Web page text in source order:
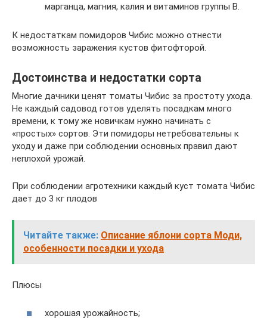
марганца, магния, калия и витаминов группы В.
К недостаткам помидоров Чибис можно отнести
возможность заражения кустов фитофторой.
Достоинства и недостатки сорта
Многие дачники ценят томаты Чибис за простоту ухода.
Не каждый садовод готов уделять посадкам много
времени, к тому же новичкам нужно начинать с
«простых» сортов. Эти помидоры нетребовательны к
уходу и даже при соблюдении основных правил дают
неплохой урожай.
При соблюдении агротехники каждый куст томата Чибис
дает до 3 кг плодов
Читайте также: Описание яблони сорта Моди,
особенности посадки и ухода
Плюсы
хорошая урожайность;